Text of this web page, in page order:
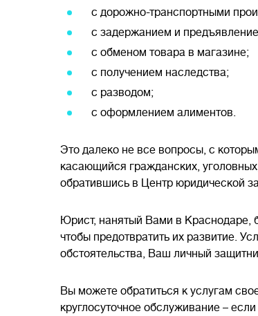
с дорожно-транспортными
с задержанием и
с обменом товара в магазине;
с получением наследства;
с разводом;
с оформлением алиментов.
Это далеко не все вопросы, с
касающийся гражданских,
обратившись в Центр юридической
Юрист, нанятый Вами в Краснодаре,
чтобы предотвратить их развитие.
обстоятельства, Ваш личный
Вы можете обратиться к услугам
круглосуточное обслуживание –